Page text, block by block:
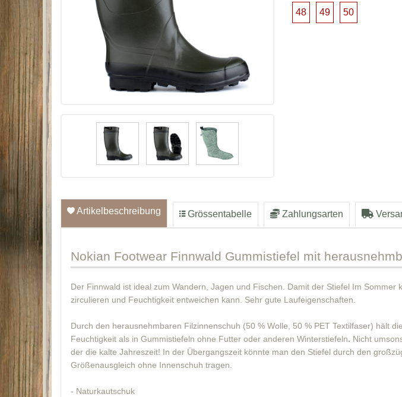
48 49 50
Artikelbeschreibung Grössentabelle Zahlungsarten
Nokian Footwear Finnwald Gummistiefel mit
Der Finnwald ist ideal zum Wandern, Jagen und Fischen. Damit der Stiefel Im
zirculieren und Feuchtigkeit entweichen kann. Sehr gute Laufeigenschaften.
Durch den herausnehmbaren Filzinnenschuh (50 % Wolle, 50 % PET Textilfaser) hält
Feuchtigkeit als in Gummistiefeln ohne Futter oder anderen Winterstiefeln. Nicht
der die kalte Jahreszeit! In der Übergangszeit könnte man den Stiefel durch den
Größenausgleich ohne Innenschuh tragen.
- Naturkautschuk